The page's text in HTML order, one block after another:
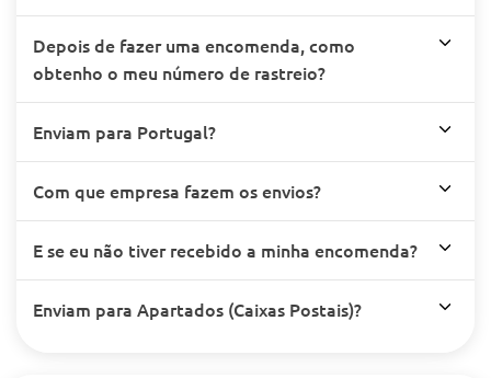
Depois de fazer uma encomenda, como
obtenho o meu número de rastreio?
Enviam para Portugal?
Com que empresa fazem os envios?
E se eu não tiver recebido a minha encomenda?
Enviam para Apartados (Caixas Postais)?